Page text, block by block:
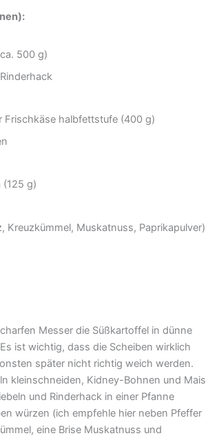
500 g)
Frischkäse halbfettstufe (400 g)
(125 g)
Kreuzkümmel, Muskatnuss, Paprikapulver)
Messer die Süßkartoffel in dünne
ist wichtig, dass die Scheiben wirklich
später nicht richtig weich werden.
kleinschneiden, Kidney-Bohnen und Mais
und Rinderhack in einer Pfanne
würzen (ich empfehle hier neben Pfeffer
eine Brise Muskatnuss und